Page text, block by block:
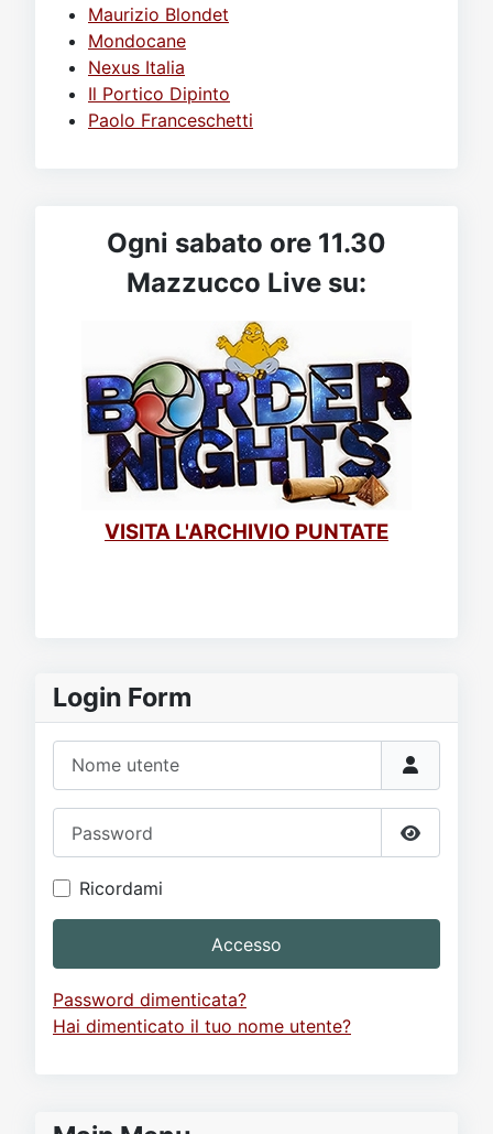
Login Form
Mostra
Ricordami
Accesso
Password dimenticata?
Hai dimenticato il tuo nome utente?
Maurizio Blondet
Mondocane
Nexus Italia
Il Portico Dipinto
Paolo Franceschetti
Ogni sabato ore 11.30
Mazzucco Live su:
VISITA L'ARCHIVIO PUNTATE